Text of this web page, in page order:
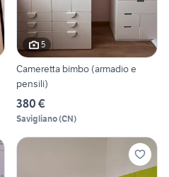
5
Cameretta bimbo (armadio e
pensili)
380 €
Savigliano(CN)